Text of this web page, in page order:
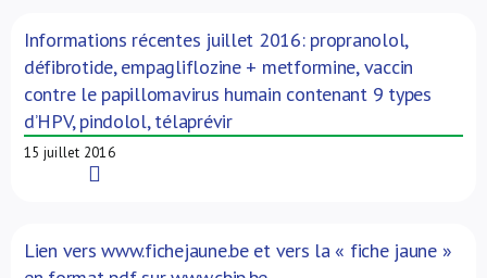
Informations récentes juillet 2016: propranolol,
défibrotide, empagliflozine + metformine, vaccin
contre le papillomavirus humain contenant 9 types
d’HPV, pindolol, télaprévir
15 juillet 2016
Lien vers www.fichejaune.be et vers la « fiche jaune »